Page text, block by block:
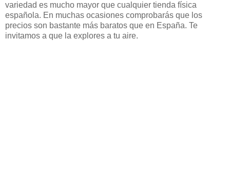
variedad es mucho mayor que cualquier tienda física
española. En muchas ocasiones comprobarás que los
precios son bastante más baratos que en España. Te
invitamos a que la explores a tu aire.